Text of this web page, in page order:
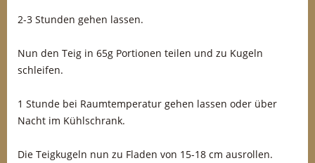
2-3 Stunden gehen lassen.
Nun den Teig in 65g Portionen teilen und zu Kugeln
schleifen.
1 Stunde bei Raumtemperatur gehen lassen oder über
Nacht im Kühlschrank.
Die Teigkugeln nun zu Fladen von 15-18 cm ausrollen.